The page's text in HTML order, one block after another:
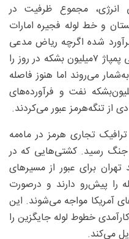
انرژی، مجموع ظرفیت در
و خط لوله فجیره امارات
روز برآورد شده اگرچه ریاض مدعی
است خط لوله برون‌مرزی‌اش توانایی پمپاژ ۷‌میلیون بشکه در روز را
می‌روند اما هنوز فاصله
زیادی با جریان روزانه ۲۰‌میلیون‌بشکه نفت و فرآورده‌های
از تنگه‌هرمز عبور می‌کردند.
تجاری هرمز در ماه‌مه
جنگ رسید. کشتی‌هایی که در
برای عبور از مسیرهای
پیش‌رو دارند و درصورت
آمریکا مواجه می‌شوند. این
خطوط لوله جایگزین را
می‌کند.